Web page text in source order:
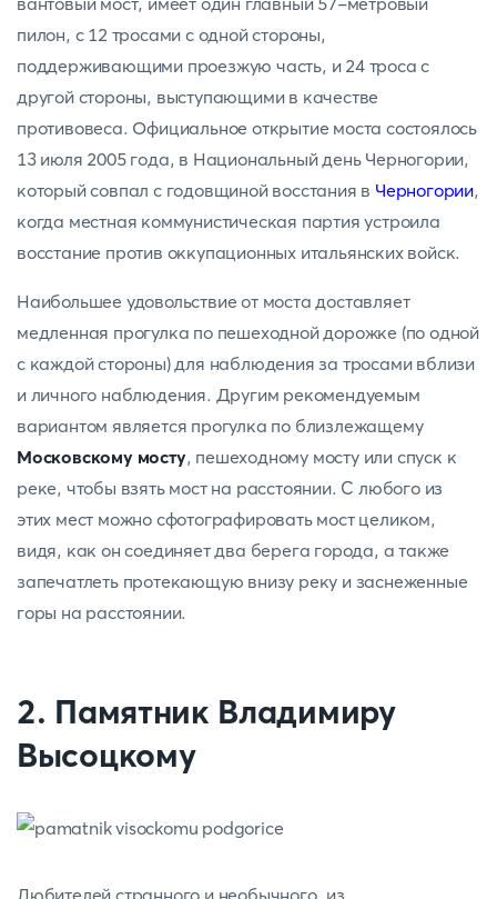
пилон, с 12 тросами с одной стороны,
поддерживающими проезжую часть, и 24 троса с
другой стороны, выступающими в качестве
противовеса. Официальное открытие моста состоялось
13 июля 2005 года, в Национальный день Черногории,
который совпал с годовщиной восстания в Черногории,
когда местная коммунистическая партия устроила
восстание против оккупационных итальянских войск.
Наибольшее удовольствие от моста доставляет
медленная прогулка по пешеходной дорожке (по одной
с каждой стороны) для наблюдения за тросами вблизи
и личного наблюдения. Другим рекомендуемым
вариантом является прогулка по близлежащему
Московскому мосту, пешеходному мосту или спуск к
реке, чтобы взять мост на расстоянии. С любого из
этих мест можно сфотографировать мост целиком,
видя, как он соединяет два берега города, а также
запечатлеть протекающую внизу реку и заснеженные
горы на расстоянии.
2. Памятник Владимиру
Высоцкому
Любителей странного и необычного, из